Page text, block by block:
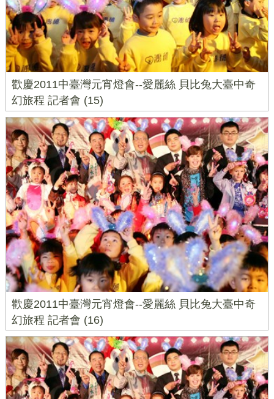
歡慶2011中臺灣元宵燈會--愛麗絲 貝比兔大臺中奇
幻旅程 記者會 (15)
歡慶2011中臺灣元宵燈會--愛麗絲 貝比兔大臺中奇
幻旅程 記者會 (16)